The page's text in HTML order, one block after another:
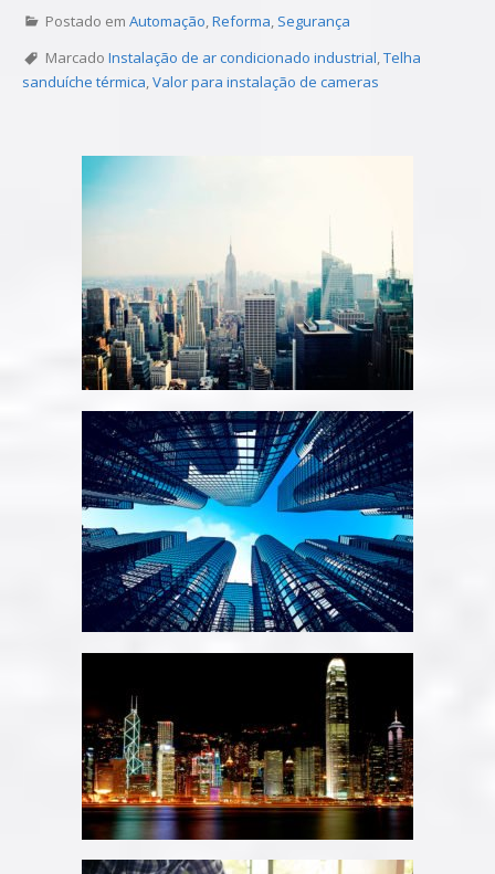
Postado em Automação,Reforma, Segurança
Marcado Instalação de ar condicionado industrial,Telha
sanduíche térmica,Valor para instalação de cameras